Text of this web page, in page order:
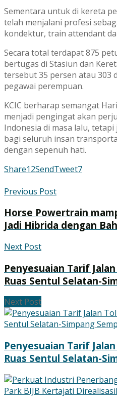
Sementara untuk di kereta
telah menjalani profesi
kondektur, train attendant
Secara total terdapat 875
bertugas di Stasiun dan
tersebut 35 persen atau 303
pegawai perempuan.
KCIC berharap semangat
menjadi pengingat akan
Indonesia di masa lalu,
bagi seluruh insan
dengan sepenuh hati.
Share12SendTweet7
Previous Post
Horse Powertrain
Jadi Hibrida dengan
Next Post
Penyesuaian Tarif
Ruas Sentul Selatan-
Next Post
Penyesuaian Tarif
Ruas Sentul Selatan-